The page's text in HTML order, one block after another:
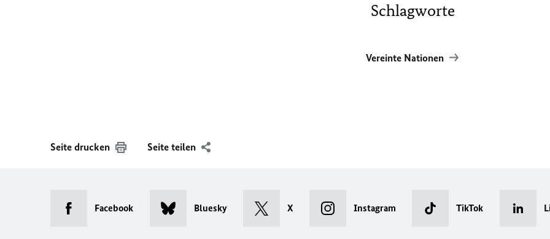
Schlagworte
Vereinte Nationen
Seite drucken Seite teilen
Facebook Bluesky X Instagram TikTok